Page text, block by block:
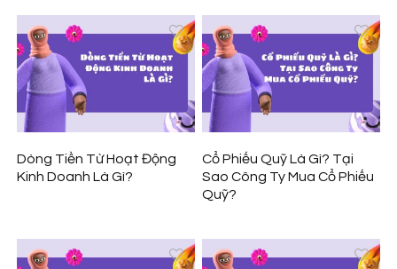
Dòng Tiền Từ Hoạt Động
Kinh Doanh Là Gì?
Cổ Phiếu Quỹ Là Gì? Tại
Sao Công Ty Mua Cổ Phiếu
Quỹ?